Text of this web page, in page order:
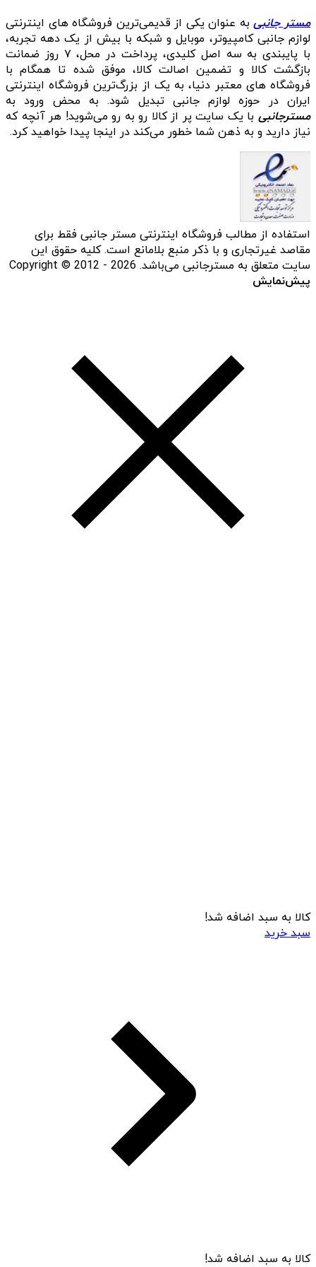
مستر جانبیبه عنوان یکی از قدیمی‌ترین فروشگاه های اینترنتی
لوازم جانبی کامپیوتر، موبایل و شبکه با بیش از یک دهه تجربه،
با پایبندی به سه اصل کلیدی، پرداخت در محل، ۷ روز ضمانت
بازگشت کالا و تضمین اصالت کالا، موفق شده تا همگام با
فروشگاه‌ های معتبر دنیا، به یک از بزرگ‌ترین فروشگاه اینترنتی
ایران در حوزه لوازم جانبی تبدیل شود. به محض ورود به
مسترجانبی با یک سایت پر از کالا رو به رو می‌شوید! هر آنچه که
نیاز دارید و به ذهن شما خطور می‌کند در اینجا پیدا خواهید کرد.
استفاده از مطالب فروشگاه اینترنتی مستر جانبی فقط برای
مقاصد غیرتجاری و با ذکر منبع بلامانع است. کلیه حقوق این
سایت متعلق به مسترجانبی می‌باشد. Copyright © 2012 - 2026
پیش‌نمایش
کالا به سبد اضافه شد!
سبد خرید
کالا به سبد اضافه شد!